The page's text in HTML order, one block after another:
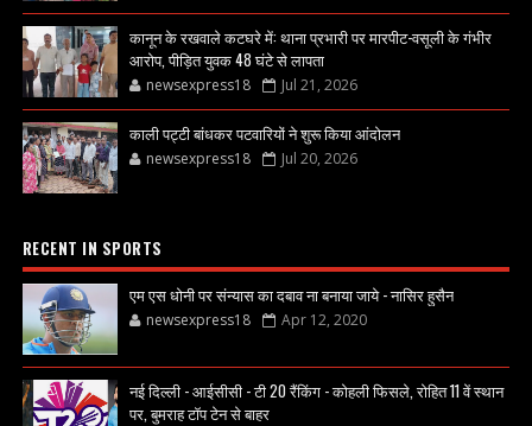
कानून के रखवाले कटघरे में: थाना प्रभारी पर मारपीट-वसूली के गंभीर
आरोप, पीड़ित युवक 48 घंटे से लापता
newsexpress18 Jul 21, 2026
काली पट्टी बांधकर पटवारियों ने शुरू किया आंदोलन
newsexpress18 Jul 20, 2026
RECENT IN SPORTS
एम एस धोनी पर संन्यास का दबाव ना बनाया जाये - नासिर हुसैन
newsexpress18 Apr 12, 2020
नई दिल्ली - आईसीसी - टी 20 रैंकिंग - कोहली फिसले, रोहित 11 वें स्थान
पर, बुमराह टॉप टेन से बाहर